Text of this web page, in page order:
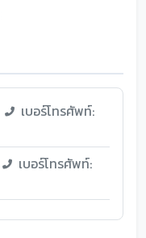
เบอร์โทรศัพท์:
เบอร์โทรศัพท์: